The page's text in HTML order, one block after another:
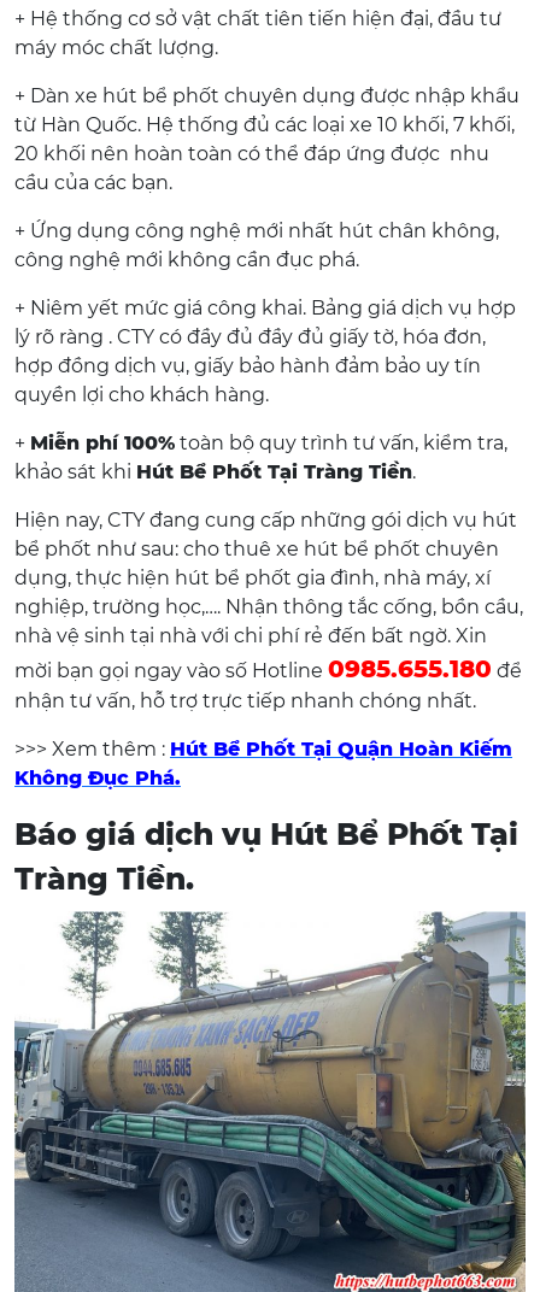
+ Hệ thống cơ sở vật chất tiên tiến hiện đại, đầu tư
máy móc chất lượng.
+ Dàn xe hút bể phốt chuyên dụng được nhập khẩu
từ Hàn Quốc. Hệ thống đủ các loại xe 10 khối, 7 khối,
20 khối nên hoàn toàn có thể đáp ứng được nhu
cầu của các bạn.
+ Ứng dụng công nghệ mới nhất hút chân không,
công nghệ mới không cần đục phá.
+ Niêm yết mức giá công khai. Bảng giá dịch vụ hợp
lý rõ ràng . CTY có đầy đủ đầy đủ giấy tờ, hóa đơn,
hợp đồng dịch vụ, giấy bảo hành đảm bảo uy tín
quyền lợi cho khách hàng.
+ Miễn phí 100% toàn bộ quy trình tư vấn, kiểm tra,
khảo sát khi Hút Bể Phốt Tại Tràng Tiền.
Hiện nay, CTY đang cung cấp những gói dịch vụ hút
bể phốt như sau: cho thuê xe hút bể phốt chuyên
dụng, thực hiện hút bể phốt gia đình, nhà máy, xí
nghiệp, trường học,…. Nhận thông tắc cống, bồn cầu,
nhà vệ sinh tại nhà với chi phí rẻ đến bất ngờ. Xin
mời bạn gọi ngay vào số Hotline 0985.655.180 để
nhận tư vấn, hỗ trợ trực tiếp nhanh chóng nhất.
>>> Xem thêm : Hút Bể Phốt Tại Quận Hoàn Kiếm
Không Đục Phá.
Báo giá dịch vụ Hút Bể Phốt Tại
Tràng Tiền.